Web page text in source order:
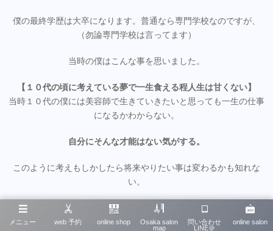
僕の最終学歴は大卒になります。普通なら専門学校なのですが、
（勿論専門学校は言ってます）
当時の僕はこんな事を思いました。
【１０代の頃に考えている夢で一生食える程人生は甘くない】
当時１０代の僕には美容師で生きていきたいと思っても一生の仕事
になるかわからない。
自分にそんな才能はない気がする。
このように考えもしかしたら将来やりたい事は変わるかも知れな
い。
そう思い自分の夢の執行猶予を与える為にも大学に行き色々な人と
出会い、色々な考えを吸収していきました。
メニュー web 予約 online shop
Osaka salon
map
問い合わせ
LINE＠
online salon